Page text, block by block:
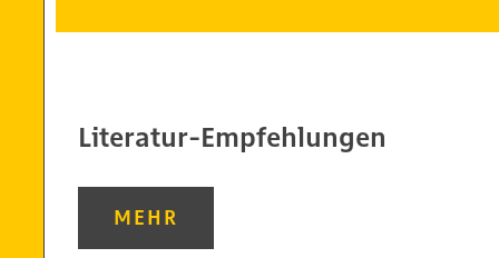
Literatur-Empfehlungen
MEHR